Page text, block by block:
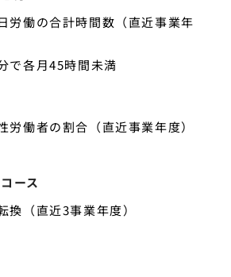
労働の合計時間数（直近事業年
で各月45時間未満
労働者の割合（直近事業年度）
ース
換（直近3事業年度）